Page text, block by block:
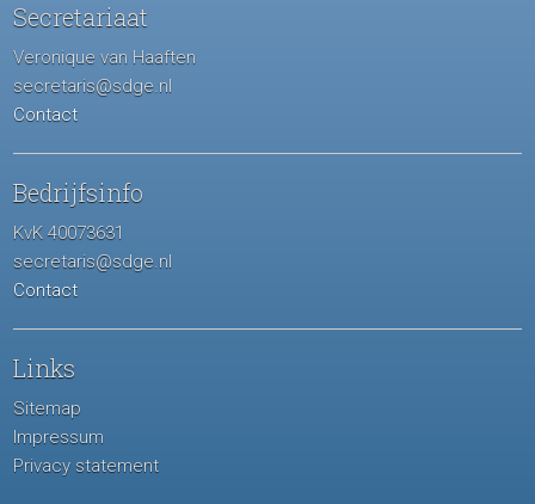
Secretariaat
Veronique van Haaften
secretaris@sdge.nl
Contact
Bedrijfsinfo
KvK 40073631
secretaris@sdge.nl
Contact
Links
Sitemap
Impressum
Privacy statement